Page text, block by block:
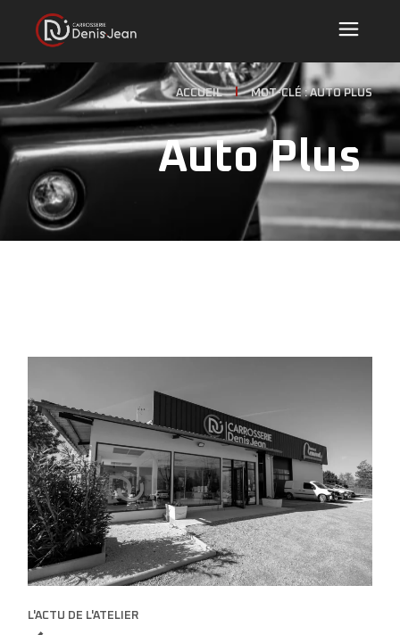
ACCUEIL MOT-CLÉ : AUTO PLUS
Auto Plus
L'ACTU DE L'ATELIER